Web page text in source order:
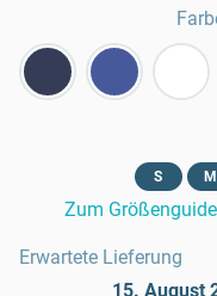
S M
Zum Größenguide
Erwartete Lieferung
15. August